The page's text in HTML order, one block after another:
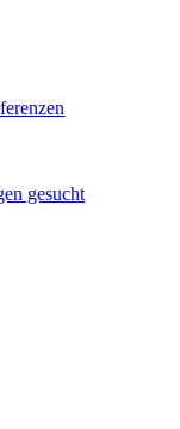
gesucht